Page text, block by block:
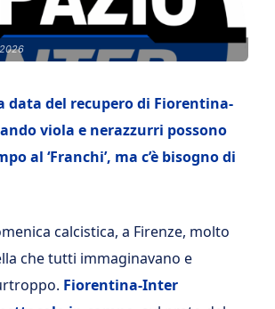
data del recupero di Fiorentina-
viola e nerazzurri possono
al ‘Franchi’, ma c’è bisogno di
calcistica, a Firenze, molto
che tutti immaginavano e
Fiorentina-Inter